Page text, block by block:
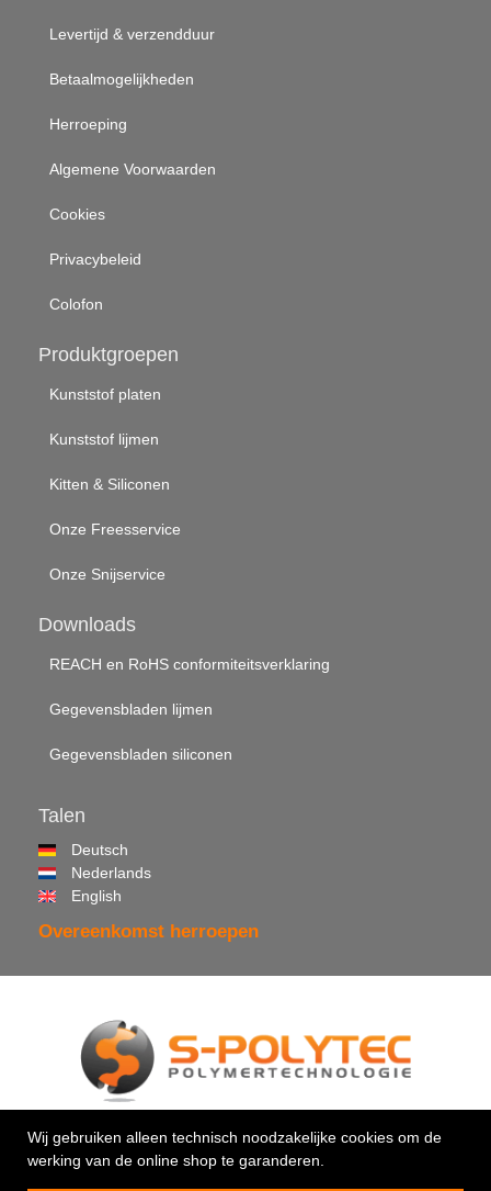
Levertijd & verzendduur
Betaalmogelijkheden
Herroeping
Algemene Voorwaarden
Cookies
Privacybeleid
Colofon
Produktgroepen
Kunststof platen
Kunststof lijmen
Kitten & Siliconen
Onze Freesservice
Onze Snijservice
Downloads
REACH en RoHS conformiteitsverklaring
Gegevensbladen lijmen
Gegevensbladen siliconen
Talen
Deutsch
Nederlands
English
Overeenkomst herroepen
© 2026 •S-Polytec GmbH
Uw vakman voor kunststoffen & kleefstoffen
Wij gebruiken alleen technisch noodzakelijke cookies om de
werking van de online shop te garanderen.